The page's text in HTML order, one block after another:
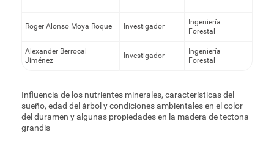
Roger Alonso Moya Roque Investigador
Ingeniería
Forestal
Alexander Berrocal
Jiménez
Investigador
Ingeniería
Forestal
Influencia de los nutrientes minerales, características del
sueño, edad del árbol y condiciones ambientales en el color
del duramen y algunas propiedades en la madera de tectona
grandis